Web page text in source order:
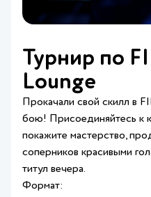
Турнир по
Lounge
Прокачали свой скилл в
бою! Присоединяйтесь к
покажите мастерство,
соперников красивыми
титул вечера.
Формат: